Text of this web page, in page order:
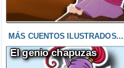
MÁS CUENTOS ILUSTRADOS...
El genio chapuzas